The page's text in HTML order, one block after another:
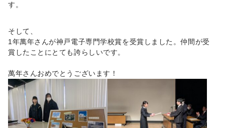
す。
そして、
1年萬年さんが神戸電子専門学校賞を受賞しました。仲間が受
賞したことにとても誇らしいです。
萬年さんおめでとうございます！